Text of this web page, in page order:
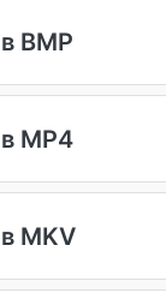
BMP
MP4
MKV